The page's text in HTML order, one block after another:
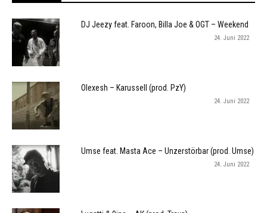
DJ Jeezy feat. Faroon, Billa Joe & OGT – Weekend
24. Juni 2022
Olexesh – Karussell (prod. PzY)
24. Juni 2022
Umse feat. Masta Ace – Unzerstörbar (prod. Umse)
24. Juni 2022